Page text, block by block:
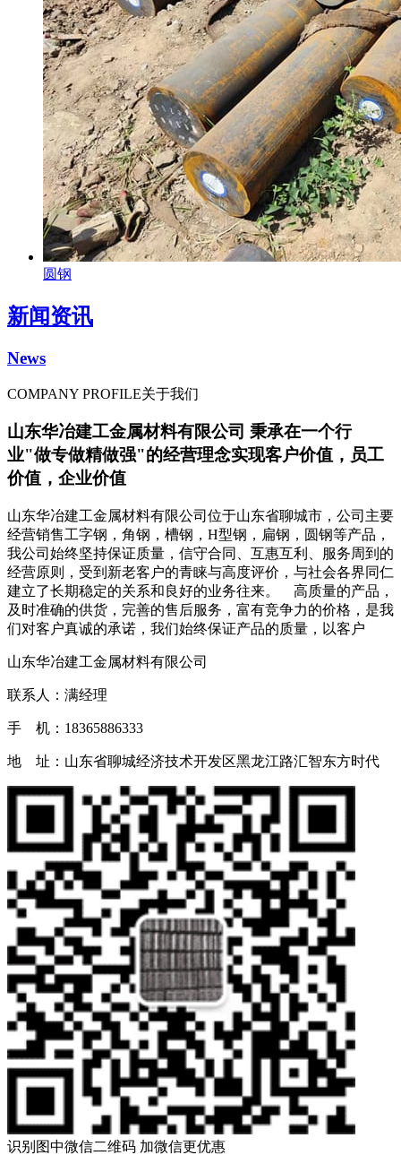
圆钢
新闻资讯
News
COMPANY PROFILE关于我们
山东华冶建工金属材料有限公司 秉承在一个行
业"做专做精做强"的经营理念实现客户价值，员工
价值，企业价值
山东华冶建工金属材料有限公司位于山东省聊城市，公司主要
经营销售工字钢，角钢，槽钢，H型钢，扁钢，圆钢等产品，
我公司始终坚持保证质量，信守合同、互惠互利、服务周到的
经营原则，受到新老客户的青睐与高度评价，与社会各界同仁
建立了长期稳定的关系和良好的业务往来。 高质量的产品，
及时准确的供货，完善的售后服务，富有竞争力的价格，是我
们对客户真诚的承诺，我们始终保证产品的质量，以客户
山东华冶建工金属材料有限公司
联系人：满经理
手 机：18365886333
地 址：山东省聊城经济技术开发区黑龙江路汇智东方时代
识别图中微信二维码 加微信更优惠